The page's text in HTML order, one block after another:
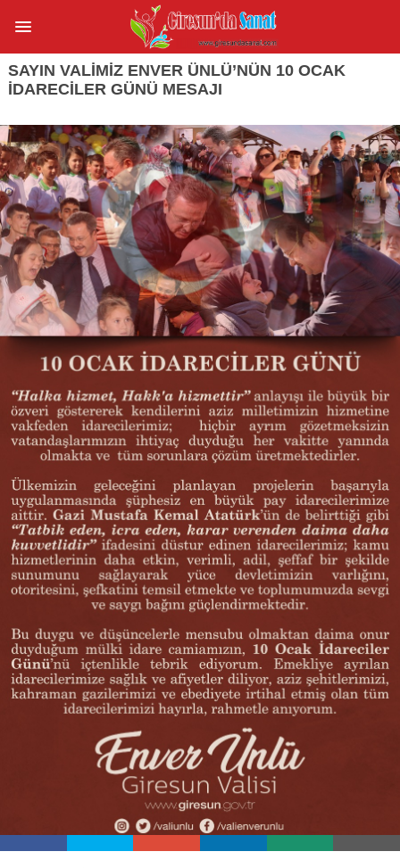
SAYIN VALIMIZ ENVER ÜNLÜ’NÜN 10 OCAK
İDARECILER GÜNÜ MESAJI